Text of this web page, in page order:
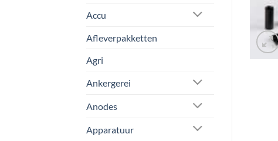
Accu
Afleverpakketten
Agri
Ankergerei
Anodes
Apparatuur